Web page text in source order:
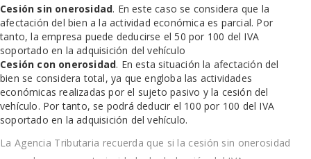
Cesión sin onerosidad. En este caso se considera que la
afectación del bien a la actividad económica es parcial. Por
tanto, la empresa puede deducirse el 50 por 100 del IVA
soportado en la adquisición del vehículo
Cesión con onerosidad. En esta situación la afectación del
bien se considera total, ya que engloba las actividades
económicas realizadas por el sujeto pasivo y la cesión del
vehículo. Por tanto, se podrá deducir el 100 por 100 del IVA
soportado en la adquisición del vehículo.
La Agencia Tributaria recuerda que si la cesión sin onerosidad